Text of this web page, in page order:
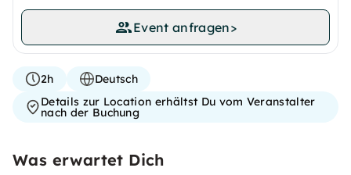
Event anfragen>
2h
Deutsch
Details zur Location erhältst Du vom Veranstalter
nach der Buchung
Was erwartet Dich